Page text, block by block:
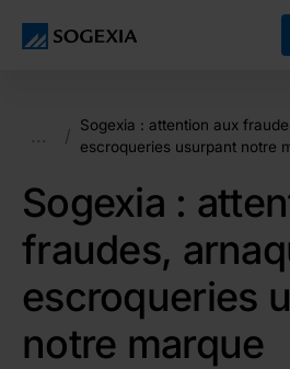
... /
Sogexia : attention aux
escroqueries usurpant notre
Sogexia :
fraudes,
escroqueries
notre marque